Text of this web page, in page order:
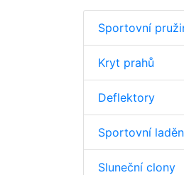
Sportovní
Kryt prahů
Deflektory
Sportovní
Sluneční clony